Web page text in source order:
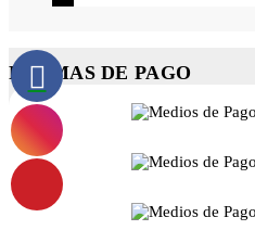
FORMAS DE PAGO